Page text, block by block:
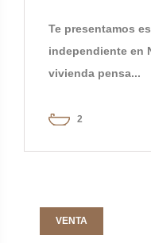
Te presentamos
independiente en
vivienda pensa...
2
VENTA